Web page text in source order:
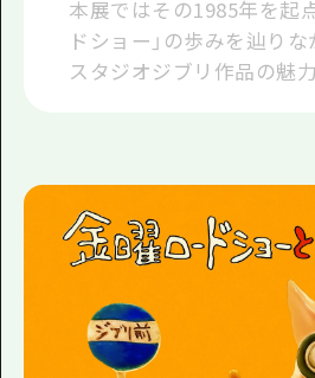
本展ではその1985年を起
ドショー」の歩みを辿りな
スタジオジブリ作品の魅